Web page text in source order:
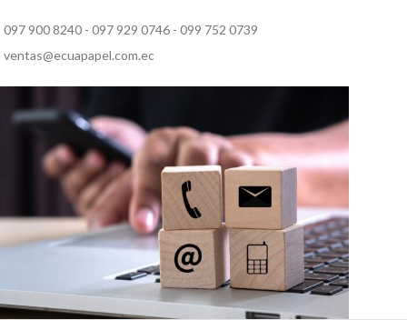
097 900 8240 - 097 929 0746 - 099 752 0739
ventas@ecuapapel.com.ec